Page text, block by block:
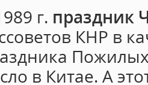
г. праздник
КНР в
в Китае. А